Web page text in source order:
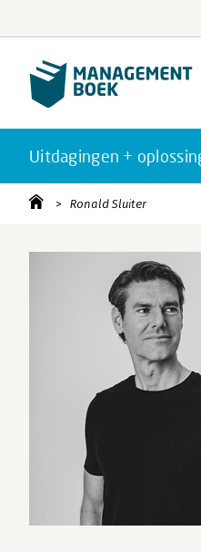
Uitdagingen +
Ronald Sluiter